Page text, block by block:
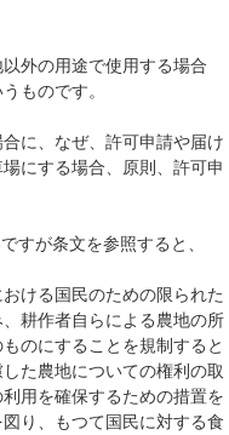
外の用途で使用する場合
ものです。
に、なぜ、許可申請や届け
にする場合、原則、許可申
すが条文を参照すると、
ける国民のための限られた
耕作者自らによる農地の所
のにすることを規制すると
た農地についての権利の取
用を確保するための措置を
り、もつて国民に対する食